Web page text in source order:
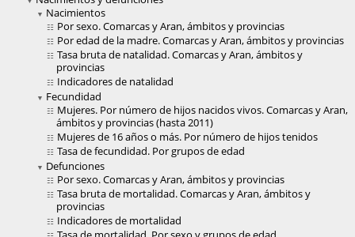
Nacimientos
Por sexo. Comarcas y Aran, ámbitos y provincias
Por edad de la madre. Comarcas y Aran, ámbitos y provincias
Tasa bruta de natalidad. Comarcas y Aran, ámbitos y
provincias
Indicadores de natalidad
Fecundidad
Mujeres. Por número de hijos nacidos vivos. Comarcas y Aran,
ámbitos y provincias (hasta 2011)
Mujeres de 16 años o más. Por número de hijos tenidos
Tasa de fecundidad. Por grupos de edad
Defunciones
Por sexo. Comarcas y Aran, ámbitos y provincias
Tasa bruta de mortalidad. Comarcas y Aran, ámbitos y
provincias
Indicadores de mortalidad